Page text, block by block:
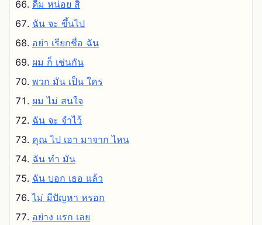
ดื่ม หน่อย สิ
ฉัน จะ ขึ้นไป
อย่า เรียกชื่อ ฉัน
ผม ก็ เช่นกัน
พวก มัน เป็น ใคร
ผม ไม่ สนใจ
ฉัน จะ จําไว้
คุณ ไป เอา มาจาก ไหน
ฉัน ทํา มัน
ฉัน บอก เธอ แล้ว
ไม่ มีปัญหา หรอก
อย่าง แรก เลย